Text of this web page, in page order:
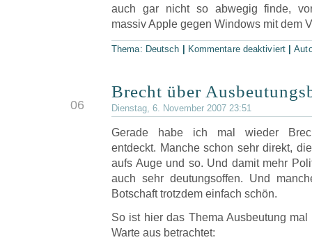
auch gar nicht so abwegig finde,
massiv Apple gegen Windows mit dem
Thema: Deutsch Kommentare deaktiviert|
06
Brecht über
Dienstag, 6. November 2007 23:51
Gerade habe ich mal wieder
entdeckt. Manche schon sehr direkt,
aufs Auge und so. Und damit mehr
auch sehr deutungsoffen. Und
Botschaft trotzdem einfach schön.
So ist hier das Thema Ausbeutung
Warte aus betrachtet: